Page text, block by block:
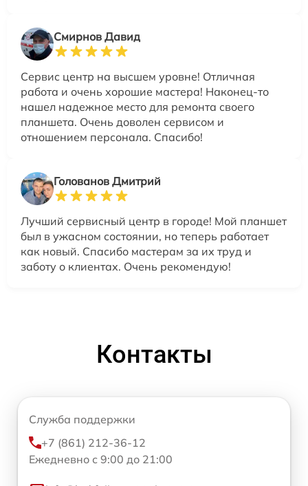
Смирнов Давид
Сервис центр на высшем уровне! Отличная
работа и очень хорошие мастера! Наконец-то
нашел надежное место для ремонта своего
планшета. Очень доволен сервисом и
отношением персонала. Спасибо!
Голованов Дмитрий
Лучший сервисный центр в городе! Мой планшет
был в ужасном состоянии, но теперь работает
как новый. Спасибо мастерам за их труд и
заботу о клиентах. Очень рекомендую!
Контакты
Служба поддержки
+7 (861) 212-36-12
Ежедневно с 9:00 до 21:00